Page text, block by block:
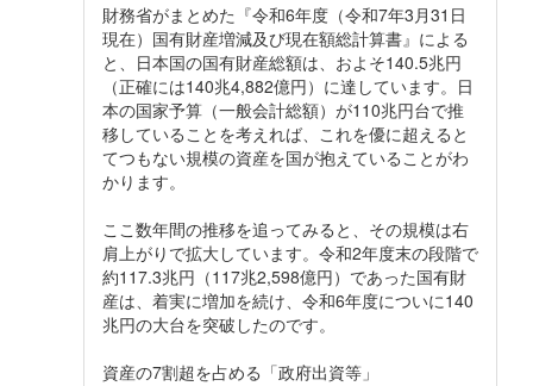
財務省がまとめた『令和6年度（令和7年3月31日
現在）国有財産増減及び現在額総計算書』による
と、日本国の国有財産総額は、およそ140.5兆円
（正確には140兆4,882億円）に達しています。日
本の国家予算（一般会計総額）が110兆円台で推
移していることを考えれば、これを優に超えると
てつもない規模の資産を国が抱えていることがわ
かります。
ここ数年間の推移を追ってみると、その規模は右
肩上がりで拡大しています。令和2年度末の段階で
約117.3兆円（117兆2,598億円）であった国有財
産は、着実に増加を続け、令和6年度についに140
兆円の大台を突破したのです。
資産の7割超を占める「政府出資等」